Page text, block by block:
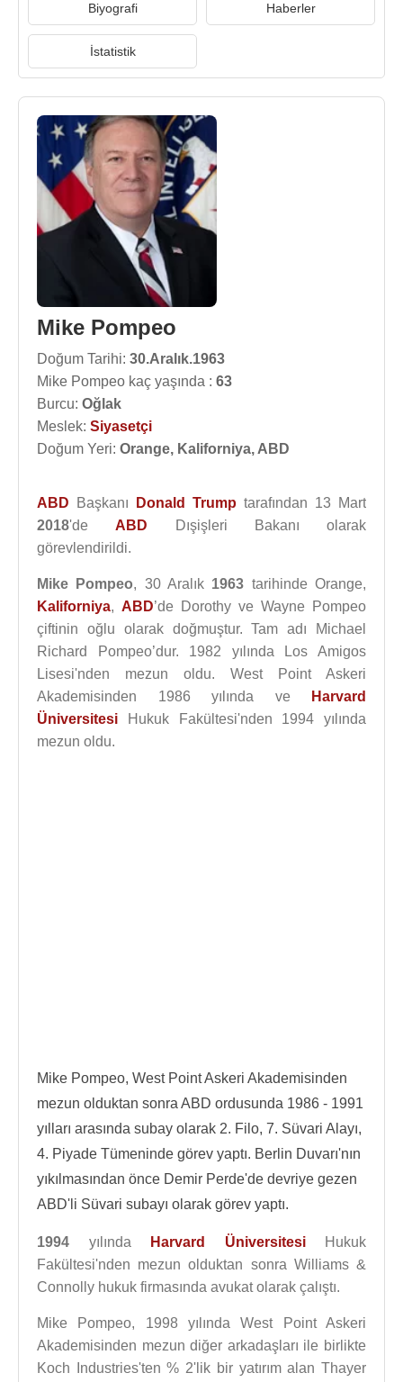
Biyografi Haberler
İstatistik
Mike Pompeo
Doğum Tarihi: 30.Aralık.1963
Mike Pompeo kaç yaşında : 63
Burcu: Oğlak
Meslek: Siyasetçi
Doğum Yeri: Orange, Kaliforniya, ABD
ABD Başkanı Donald Trump tarafından 13 Mart
2018'deABD Dışişleri Bakanı olarak
görevlendirildi.
Mike Pompeo, 30 Aralık 1963 tarihinde Orange,
Kaliforniya, ABD’de Dorothy ve Wayne Pompeo
çiftinin oğlu olarak doğmuştur. Tam adı Michael
Richard Pompeo’dur. 1982 yılında Los Amigos
Lisesi'nden mezun oldu. West Point Askeri
Akademisinden 1986 yılında ve
Harvard
Üniversitesi Hukuk Fakültesi'nden 1994 yılında
mezun oldu.
Mike Pompeo, West Point Askeri Akademisinden
mezun olduktan sonra ABD ordusunda 1986 - 1991
yılları arasında subay olarak 2. Filo, 7. Süvari Alayı,
4. Piyade Tümeninde görev yaptı. Berlin Duvarı'nın
yıkılmasından önce Demir Perde'de devriye gezen
ABD'li Süvari subayı olarak görev yaptı.
1994 yılında Harvard ÜniversitesiHukuk
Fakültesi'nden mezun olduktan sonra Williams &
Connolly hukuk firmasında avukat olarak çalıştı.
Mike Pompeo, 1998 yılında West Point Askeri
Akademisinden mezun diğer arkadaşları ile birlikte
Koch Industries'ten % 2'lik bir yatırım alan Thayer